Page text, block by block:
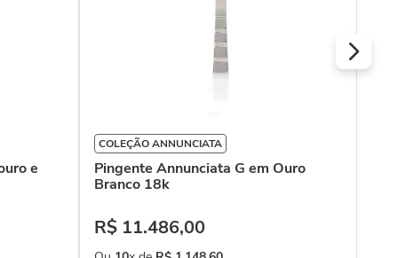
e
COLEÇÃO ANNUNCIATA
Pingente Annunciata G em Ouro
Branco 18k
R$ 11.486,00